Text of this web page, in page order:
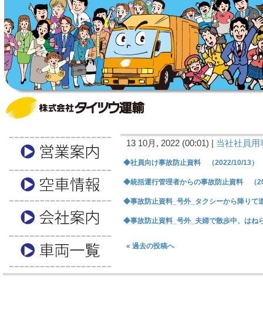
13 10月, 2022 (00:01) | 当社社員用
◆社員向け事故防止資料 （2022/10/13）
◆統括運行管理者からの事故防止資料 （
◆事故防止資料_号外_タクシーから降り
◆事故防止資料_号外_夫婦で散歩中、は
« 過去の投稿へ